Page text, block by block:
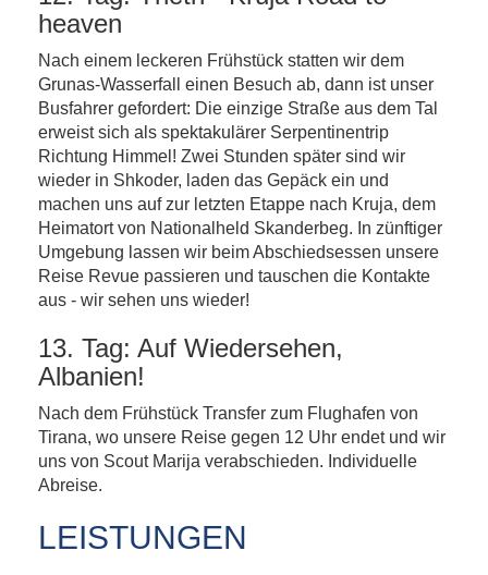
heaven
Nach einem leckeren Frühstück statten wir dem
Grunas-Wasserfall einen Besuch ab, dann ist unser
Busfahrer gefordert: Die einzige Straße aus dem Tal
erweist sich als spektakulärer Serpentinentrip
Richtung Himmel! Zwei Stunden später sind wir
wieder in Shkoder, laden das Gepäck ein und
machen uns auf zur letzten Etappe nach Kruja, dem
Heimatort von Nationalheld Skanderbeg. In zünftiger
Umgebung lassen wir beim Abschiedsessen unsere
Reise Revue passieren und tauschen die Kontakte
aus - wir sehen uns wieder!
13. Tag: Auf Wiedersehen,
Albanien!
Nach dem Frühstück Transfer zum Flughafen von
Tirana, wo unsere Reise gegen 12 Uhr endet und wir
uns von Scout Marija verabschieden. Individuelle
Abreise.
LEISTUNGEN